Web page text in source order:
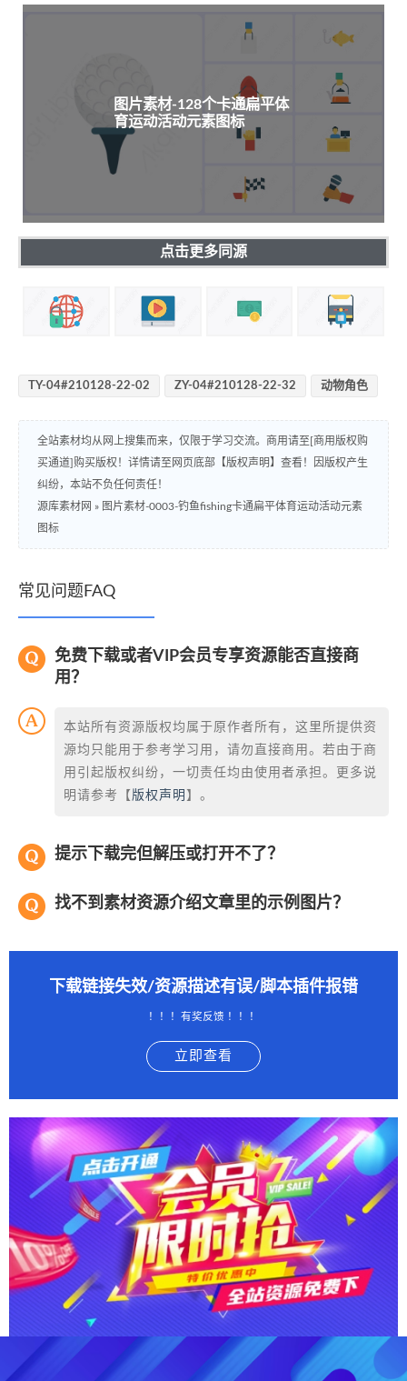
图片素材-128个卡通扁平体
育运动活动元素图标
点击更多同源
TY-04#210128-22-02 ZY-04#210128-22-32 动物角色
全站素材均从网上搜集而来，仅限于学习交流。商用请至[商用版权购
买通道]购买版权！详情请至网页底部【版权声明】查看！因版权产生
纠纷，本站不负任何责任！
源库素材网 » 图片素材-0003-钓鱼fishing卡通扁平体育运动活动元素
图标
常见问题FAQ
免费下载或者VIP会员专享资源能否直接商
用？
本站所有资源版权均属于原作者所有，这里所提供资
源均只能用于参考学习用，请勿直接商用。若由于商
用引起版权纠纷，一切责任均由使用者承担。更多说
明请参考【 版权声明 】。
提示下载完但解压或打开不了？
找不到素材资源介绍文章里的示例图片？
下载链接失效/资源描述有误/脚本插件报错
！！！有奖反馈 ！！！
立即查看